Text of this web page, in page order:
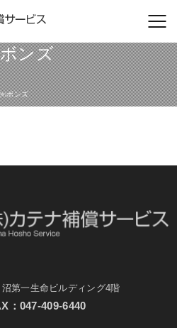
ンズ
㈲ボンズ
第一生命ビルディング4階
047-409-6440